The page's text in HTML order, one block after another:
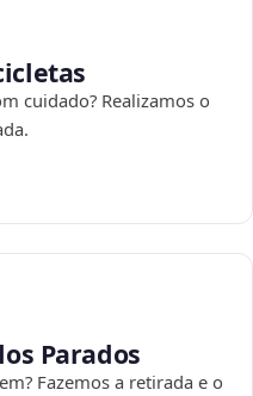
cuidado? Realizamos o
Parados
Fazemos a retirada e o